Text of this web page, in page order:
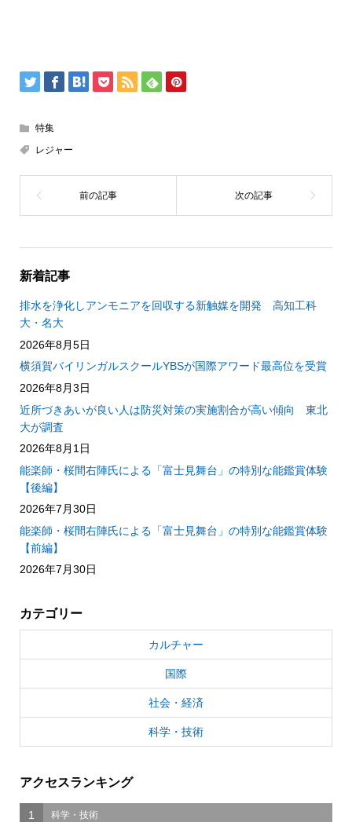
特集
レジャー
新着記事
排水を浄化しアンモニアを回収する新触媒を開発 高知工科
大・名大
2026年8月5日
横須賀バイリンガルスクールYBSが国際アワード最高位を受賞
2026年8月3日
近所づきあいが良い人は防災対策の実施割合が高い傾向 東北
大が調査
2026年8月1日
能楽師・桜間右陣氏による「富士見舞台」の特別な能鑑賞体験
【後編】
2026年7月30日
能楽師・桜間右陣氏による「富士見舞台」の特別な能鑑賞体験
【前編】
2026年7月30日
カテゴリー
カルチャー
国際
社会・経済
科学・技術
アクセスランキング
1 科学・技術